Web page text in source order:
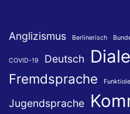
Anglizismus Berlinerisch
COVID-19 Deutsch
Fremdsprache
Jugendsprache